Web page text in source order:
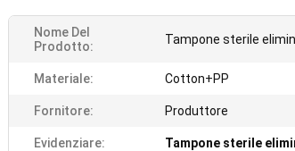
Nome Del
Prodotto:
Tampone sterile
Materiale: Cotton+PP
Fornitore: Produttore
Evidenziare: Tampone sterile